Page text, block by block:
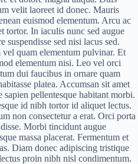
velit laoreet id donec. Mauris
euismod elementum. Arcu ac
tortor. In iaculis nunc sed augue
suspendisse sed nisi lacus sed.
quam elementum pulvinar. Et
elementum nisi. Leo vel orci
dui faucibus in ornare quam
platea. Accumsan sit amet
pellentesque habitant morbi.
id nibh tortor id aliquet lectus.
non consectetur a erat. Orci porta
Morbi tincidunt augue
massa placerat. Fermentum et
Diam donec adipiscing tristique
proin nibh nisl condimentum.